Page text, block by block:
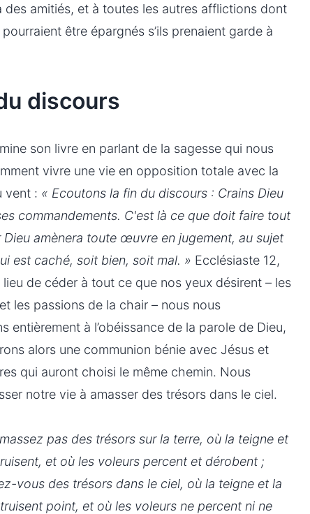
des amitiés, et à toutes les autres afflictions dont
être épargnés s’ils prenaient garde à
discours
son livre en parlant de la sagesse qui nous
vivre une vie en opposition totale avec la
vent : « Ecoutons la fin du discours : Crains Dieu
commandements. C'est là ce que doit faire tout
Dieu amènera toute œuvre en jugement, au sujet
est caché, soit bien, soit mal. » Ecclésiaste 12,
lieu de céder à tout ce que nos yeux désirent – les
les passions de la chair – nous nous
entièrement à l’obéissance de la parole de Dieu,
alors une communion bénie avec Jésus et
qui auront choisi le même chemin. Nous
notre vie à amasser des trésors dans le ciel.
pas des trésors sur la terre, où la teigne et
et où les voleurs percent et dérobent ;
vous des trésors dans le ciel, où la teigne et la
point, et où les voleurs ne percent ni ne